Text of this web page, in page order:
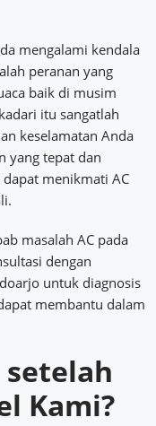
mengalami kendala
peranan yang
baik di musim
itu sangatlah
keselamatan Anda
yang tepat dan
menikmati AC
masalah AC pada
dengan
untuk diagnosis
membantu dalam
Kami?